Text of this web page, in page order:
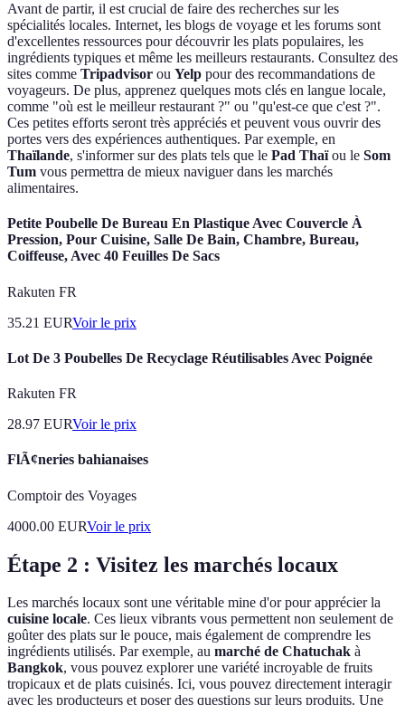
Avant de partir, il est crucial de faire des recherches sur les
spécialités locales. Internet, les blogs de voyage et les forums sont
d'excellentes ressources pour découvrir les plats populaires, les
ingrédients typiques et même les meilleurs restaurants. Consultez des
sites comme Tripadvisor ou Yelp pour des recommandations de
voyageurs. De plus, apprenez quelques mots clés en langue locale,
comme "où est le meilleur restaurant ?" ou "qu'est-ce que c'est ?".
Ces petites efforts seront très appréciés et peuvent vous ouvrir des
portes vers des expériences authentiques. Par exemple, en
Thaïlande, s'informer sur des plats tels que le Pad Thaïou le Som
Tum vous permettra de mieux naviguer dans les marchés
alimentaires.
Petite Poubelle De Bureau En Plastique Avec Couvercle À
Pression, Pour Cuisine, Salle De Bain, Chambre, Bureau,
Coiffeuse, Avec 40 Feuilles De Sacs
Rakuten FR
35.21 EURVoir le prix
Lot De 3 Poubelles De Recyclage Réutilisables Avec Poignée
Rakuten FR
28.97 EURVoir le prix
FlÃ¢neries bahianaises
Comptoir des Voyages
4000.00 EURVoir le prix
Étape 2 : Visitez les marchés locaux
Les marchés locaux sont une véritable mine d'or pour apprécier la
cuisine locale. Ces lieux vibrants vous permettent non seulement de
goûter des plats sur le pouce, mais également de comprendre les
ingrédients utilisés. Par exemple, au marché de Chatuchak à
Bangkok, vous pouvez explorer une variété incroyable de fruits
tropicaux et de plats cuisinés. Ici, vous pouvez directement interagir
avec les producteurs et poser des questions sur leurs produits. Une